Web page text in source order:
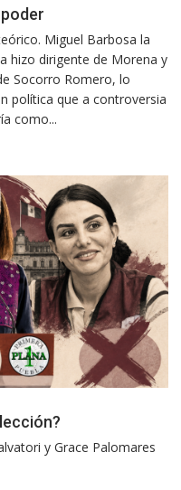
Miguel Barbosa la
hizo dirigente de Morena y
Socorro Romero, lo
política que a controversia
como...
y Grace Palomares